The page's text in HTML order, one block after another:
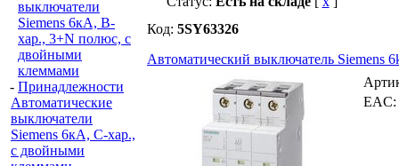
выключатели
Siemens 6кА, B-
хар., 3+N полюс, с
двойными
клеммами
- Принадлежности
Автоматические
выключатели
Siemens 6кА, C-хар.,
с двойными
Код: 5SY63326
Автоматический выключатель Siemens
EAC: